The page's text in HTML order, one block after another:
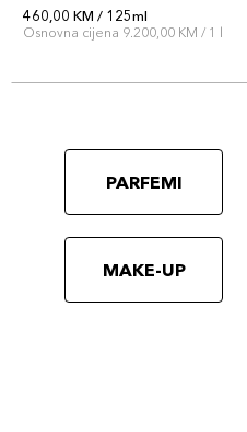
460,00 KM / 125ml
Osnovna cijena 9.200,00 KM / 1 l
PARFEMI
MAKE-UP